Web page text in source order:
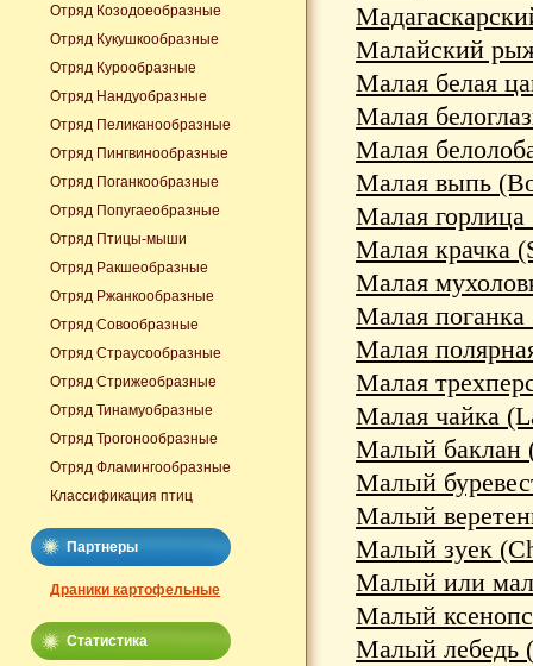
Малайский
Малая белая
Малая
Малая
Малая выпь
Малая горлица
Малая крачка
Малая
Малая
Малая
Малая
Малая чайка
Малый баклан
Малый
Малый
Малый зуек
Малый или
Малый
Малый лебедь
Отряд Козодоеобразные
Отряд Кукушкообразные
Отряд Курообразные
Отряд Нандуобразные
Отряд Пеликанообразные
Отряд Пингвинообразные
Отряд Поганкообразные
Отряд Попугаеобразные
Отряд Птицы-мыши
Отряд Ракшеобразные
Отряд Ржанкообразные
Отряд Совообразные
Отряд Страусообразные
Отряд Стрижеобразные
Отряд Тинамуобразные
Отряд Трогонообразные
Отряд Фламингообразные
Классификация птиц
Партнеры
Драники картофельные
Статистика